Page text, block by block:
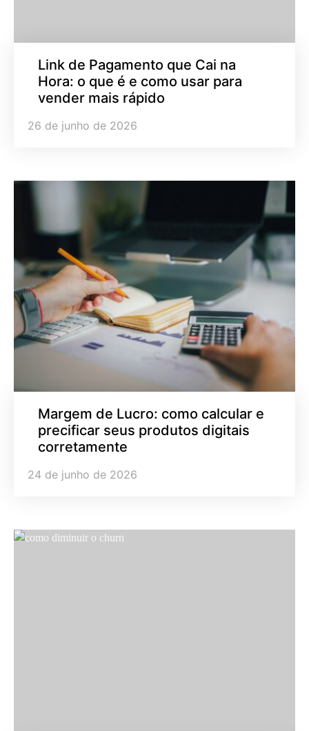
Link de Pagamento que Cai na
Hora: o que é e como usar para
vender mais rápido
26 de junho de 2026
Margem de Lucro: como calcular e
precificar seus produtos digitais
corretamente
24 de junho de 2026